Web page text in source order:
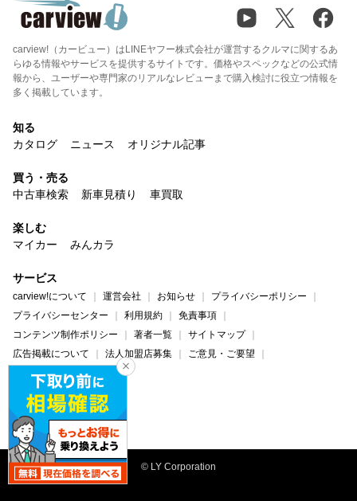
carview!（カービュー）はLINEヤフー株式会社が運営するクルマに関するあ
らゆる情報やサービスを提供するサイトです。価格やスペックなどの公式情
報から、ユーザーや専門家のリアルなレビューまで購入検討に役立つ情報を
多く掲載しています。
知る
カタログ
ニュース オリジナル記事
買う・売る
中古車検索
新車見積り 車買取
楽しむ
マイカー
みんカラ
サービス
carview!について 運営会社 お知らせ
プライバシーポリシー
プライバシーセンター
利用規約
免責事項
コンテンツ制作ポリシー
著者一覧
サイトマップ
広告掲載について
法人加盟店募集
ご意見・ご要望
ヘルプ・お問い合わせ
carview! Yahoo! JAPAN
© LY Corporation